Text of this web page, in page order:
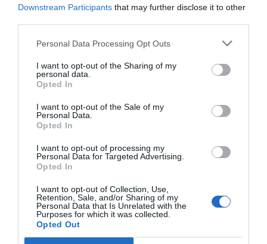
Downstream Participants that may further disclose it to other
Personal Data Processing Opt Outs
I want to opt-out of the Sharing of my
personal data.
Opted In
I want to opt-out of the Sale of my
Personal Data.
Opted In
I want to opt-out of processing my
Personal Data for Targeted Advertising.
Opted In
I want to opt-out of Collection, Use,
Retention, Sale, and/or Sharing of my
Personal Data that Is Unrelated with the
Purposes for which it was collected.
Opted Out
RÀNQUING
Els països d'Europa més
cibersegurs (amb menció
especial a Catalunya)
25 de gener de 2021
CORONAVIRUS
Un punt de partida per a les
15 de gener de 2021
Anterior 1 … 4 5 6 7 8 … 69